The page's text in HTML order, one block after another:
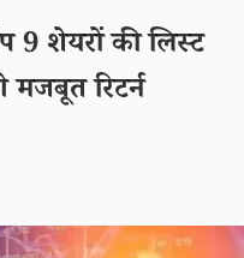
9 शेयरों की लिस्ट
रिटर्न